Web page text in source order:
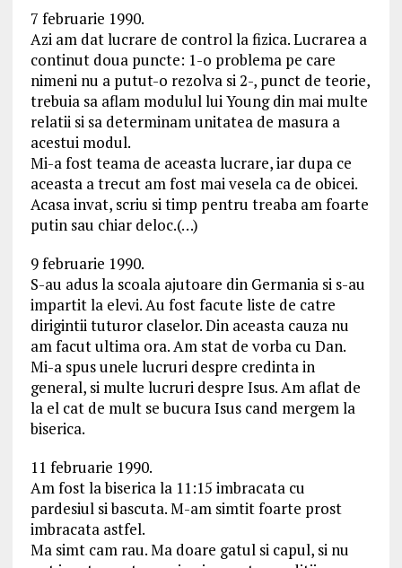
7 februarie 1990.
Azi am dat lucrare de control la fizica. Lucrarea a
continut doua puncte: 1-o problema pe care
nimeni nu a putut-o rezolva si 2-, punct de teorie,
trebuia sa aflam modulul lui Young din mai multe
relatii si sa determinam unitatea de masura a
acestui modul.
Mi-a fost teama de aceasta lucrare, iar dupa ce
aceasta a trecut am fost mai vesela ca de obicei.
Acasa invat, scriu si timp pentru treaba am foarte
putin sau chiar deloc.(…)
9 februarie 1990.
S-au adus la scoala ajutoare din Germania si s-au
impartit la elevi. Au fost facute liste de catre
dirigintii tuturor claselor. Din aceasta cauza nu
am facut ultima ora. Am stat de vorba cu Dan.
Mi-a spus unele lucruri despre credinta in
general, si multe lucruri despre Isus. Am aflat de
la el cat de mult se bucura Isus cand mergem la
biserica.
11 februarie 1990.
Am fost la biserica la 11:15 imbracata cu
pardesiul si bascuta. M-am simtit foarte prost
imbracata astfel.
Ma simt cam rau. Ma doare gatul si capul, si nu